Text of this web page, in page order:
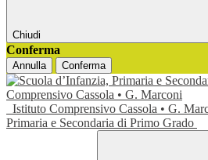
Chiudi
Conferma
Annulla Conferma
Istituto Comprensivo Cassola • G.
Primaria e Secondaria di Primo Grado